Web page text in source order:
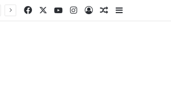
Facebook YouTubeInstagramKayıt OlRastgele Makale